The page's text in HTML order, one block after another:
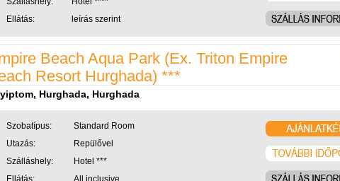
Ellátás:
leírás szerint
Beach Aqua Park (Ex. Triton Empire
Resort Hurghada) ***
Hurghada, Hurghada
Szobatípus:
Standard Room
Utazás:
Repülővel
Szálláshely:
Hotel ***
Ellátás:
All inclusive